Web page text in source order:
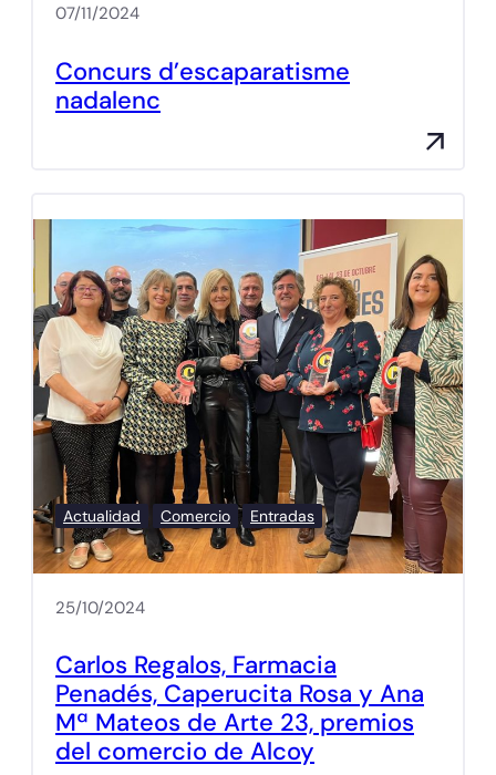
07/11/2024
Concurs d’escaparatisme
nadalenc
Actualidad Comercio Entradas
25/10/2024
Carlos Regalos, Farmacia
Penadés, Caperucita Rosa y Ana
Mª Mateos de Arte 23, premios
del comercio de Alcoy